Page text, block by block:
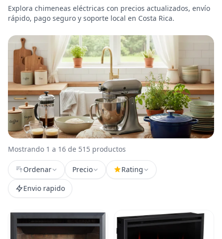
Explora chimeneas eléctricas con precios actualizados, envío
rápido, pago seguro y soporte local en Costa Rica.
Mostrando 1 a 16 de 515 productos
Ordenar Precio
Rating
Envio rapido